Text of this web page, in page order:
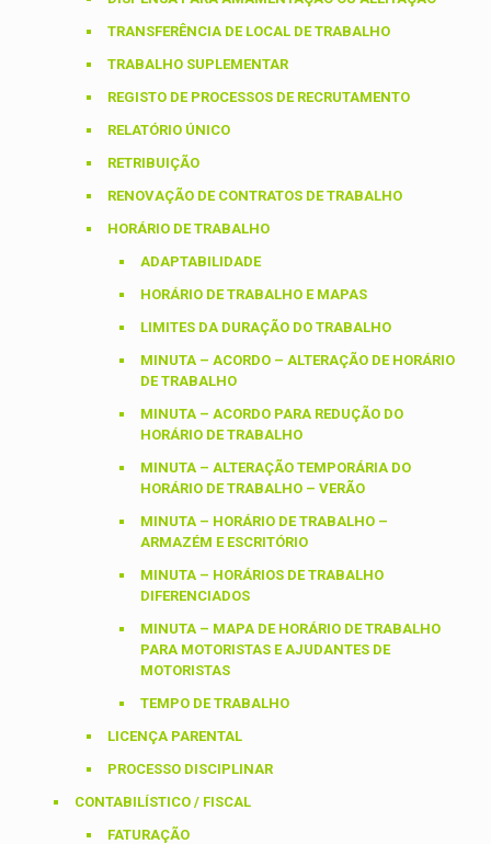
TRANSFERÊNCIA DE LOCAL DE TRABALHO
TRABALHO SUPLEMENTAR
REGISTO DE PROCESSOS DE RECRUTAMENTO
RELATÓRIO ÚNICO
RETRIBUIÇÃO
RENOVAÇÃO DE CONTRATOS DE TRABALHO
HORÁRIO DE TRABALHO
ADAPTABILIDADE
HORÁRIO DE TRABALHO E MAPAS
LIMITES DA DURAÇÃO DO TRABALHO
MINUTA – ACORDO – ALTERAÇÃO DE HORÁRIO
DE TRABALHO
MINUTA – ACORDO PARA REDUÇÃO DO
HORÁRIO DE TRABALHO
MINUTA – ALTERAÇÃO TEMPORÁRIA DO
HORÁRIO DE TRABALHO – VERÃO
MINUTA – HORÁRIO DE TRABALHO –
ARMAZÉM E ESCRITÓRIO
MINUTA – HORÁRIOS DE TRABALHO
DIFERENCIADOS
MINUTA – MAPA DE HORÁRIO DE TRABALHO
PARA MOTORISTAS E AJUDANTES DE
MOTORISTAS
TEMPO DE TRABALHO
LICENÇA PARENTAL
PROCESSO DISCIPLINAR
CONTABILÍSTICO / FISCAL
FATURAÇÃO